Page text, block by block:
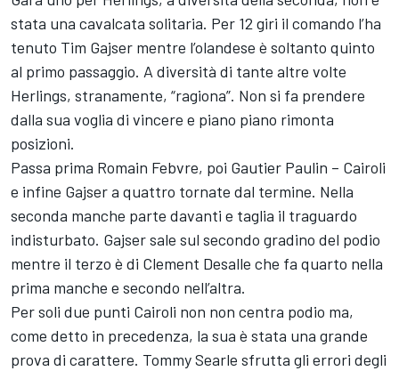
stata una cavalcata solitaria. Per 12 giri il comando l’ha
tenuto Tim Gajser mentre l’olandese è soltanto quinto
al primo passaggio. A diversità di tante altre volte
Herlings, stranamente, “ragiona”. Non si fa prendere
dalla sua voglia di vincere e piano piano rimonta
posizioni.
Passa prima Romain Febvre, poi Gautier Paulin – Cairoli
e infine Gajser a quattro tornate dal termine. Nella
seconda manche parte davanti e taglia il traguardo
indisturbato. Gajser sale sul secondo gradino del podio
mentre il terzo è di Clement Desalle che fa quarto nella
prima manche e secondo nell’altra.
Per soli due punti Cairoli non non centra podio ma,
come detto in precedenza, la sua è stata una grande
prova di carattere. Tommy Searle sfrutta gli errori degli